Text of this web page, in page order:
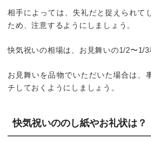
相手によっては、失礼だと捉えられて
ため、注意するようにしましょう。
快気祝いの相場は、お見舞いの1/2〜1/3
お見舞いを品物でいただいた場合は、
チしておくようにしましょう。
快気祝いののし紙やお礼状は？